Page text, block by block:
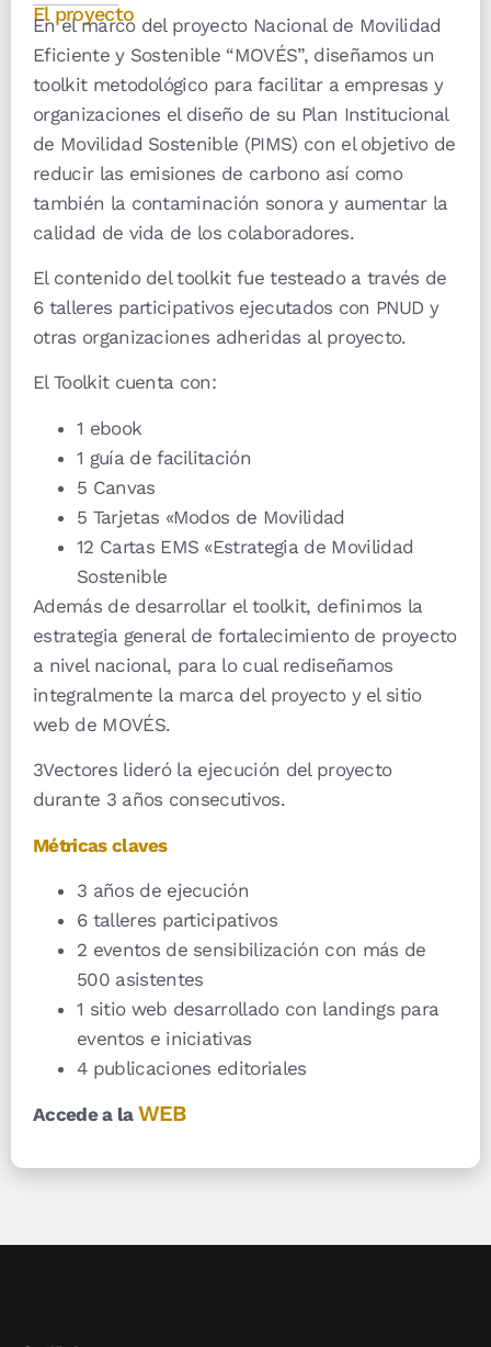
El proyecto
En el marco del proyecto Nacional de Movilidad
Eficiente y Sostenible “MOVÉS”, diseñamos un
toolkit metodológico para facilitar a empresas y
organizaciones el diseño de su Plan Institucional
de Movilidad Sostenible (PIMS) con el objetivo de
reducir las emisiones de carbono así como
también la contaminación sonora y aumentar la
calidad de vida de los colaboradores.
El contenido del toolkit fue testeado a través de
6 talleres participativos ejecutados con PNUD y
otras organizaciones adheridas al proyecto.
El Toolkit cuenta con:
1 ebook
1 guía de facilitación
5 Canvas
5 Tarjetas «Modos de Movilidad
12 Cartas EMS «Estrategia de Movilidad
Sostenible
Además de desarrollar el toolkit, definimos la
estrategia general de fortalecimiento de proyecto
a nivel nacional, para lo cual rediseñamos
integralmente la marca del proyecto y el sitio
web de MOVÉS.
3Vectores lideró la ejecución del proyecto
durante 3 años consecutivos.
Métricas claves
3 años de ejecución
6 talleres participativos
2 eventos de sensibilización con más de
500 asistentes
1 sitio web desarrollado con landings para
eventos e iniciativas
4 publicaciones editoriales
Accede a la WEB